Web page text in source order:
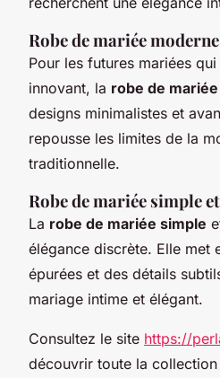
Robe de mariée moderne
Pour les futures mariées
innovant, la robe de
designs minimalistes et
repousse les limites de la
traditionnelle.
Robe de mariée simple
La robe de mariée simple
élégance discrète. Elle met
épurées et des détails
mariage intime et élégant.
Consultez le site https://
découvrir toute la